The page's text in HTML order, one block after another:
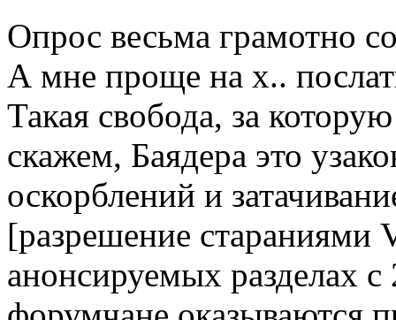
Опрос весьма грамотно
А мне проще на х..
Такая свобода, за
скажем, Баядера это
оскорблений и
[разрешение стараниями
анонсируемых разделах